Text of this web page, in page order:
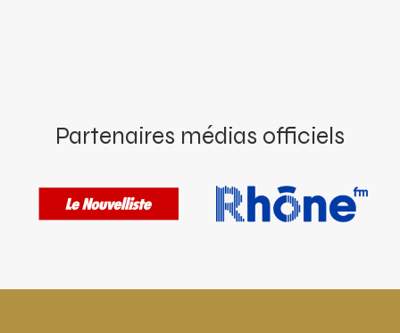
Partenaires médias officiels